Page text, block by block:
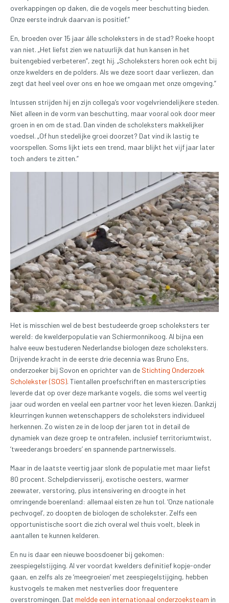
overkappingen op daken, die de vogels meer beschutting bieden.
Onze eerste indruk daarvan is positief.”
En, broeden over 15 jaar álle scholeksters in de stad? Roeke hoopt
van niet. „Het liefst zien we natuurlijk dat hun kansen in het
buitengebied verbeteren”, zegt hij. „Scholeksters horen ook echt bij
onze kwelders en de polders. Als we deze soort daar verliezen, dan
zegt dat heel veel over ons en hoe we omgaan met onze omgeving.”
Intussen strijden hij en zijn collega’s voor vogelvriendelijkere steden.
Niet alleen in de vorm van beschutting, maar vooral ook door meer
groen in en om de stad. Dan vinden de scholeksters makkelijker
voedsel. „Of hun stedelijke groei doorzet? Dat vind ik lastig te
voorspellen. Soms lijkt iets een trend, maar blijkt het vijf jaar later
toch anders te zitten.”
Het is misschien wel de best bestudeerde groep scholeksters ter
wereld: de kwelderpopulatie van Schiermonnikoog. Al bijna een
halve eeuw bestuderen Nederlandse biologen deze scholeksters.
Drijvende kracht in de eerste drie decennia was Bruno Ens,
onderzoeker bij Sovon en oprichter van de Stichting Onderzoek
Scholekster (SOS). Tientallen proefschriften en masterscripties
leverde dat op over deze markante vogels, die soms wel veertig
jaar oud worden en veelal een partner voor het leven kiezen. Dankzij
kleurringen kunnen wetenschappers de scholeksters individueel
herkennen. Zo wisten ze in de loop der jaren tot in detail de
dynamiek van deze groep te ontrafelen, inclusief territoriumtwist,
‘tweederangs broeders’ en spannende partnerwissels.
Maar in de laatste veertig jaar slonk de populatie met maar liefst
80 procent. Schelpdiervisserij, exotische oesters, warmer
zeewater, verstoring, plus intensivering en droogte in het
omringende boerenland: allemaal eisten ze hun tol. ‘Onze nationale
pechvogel’, zo doopten de biologen de scholekster. Zelfs een
opportunistische soort die zich overal wel thuis voelt, bleek in
aantallen te kunnen kelderen.
En nu is daar een nieuwe boosdoener bij gekomen:
zeespiegelstijging. Al ver voordat kwelders definitief kopje-onder
gaan, en zelfs als ze ‘meegroeien’ met zeespiegelstijging, hebben
kustvogels te maken met nestverlies door frequentere
overstromingen. Dat meldde een internationaal onderzoeksteam in